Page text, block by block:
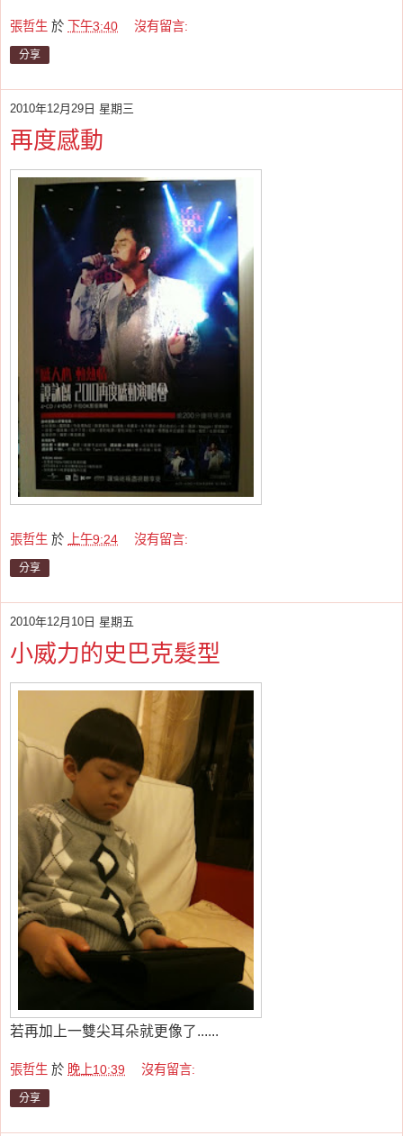
張哲生 於 下午3:40 沒有留言:
分享
2010年12月29日 星期三
再度感動
張哲生 於 上午9:24 沒有留言:
分享
2010年12月10日 星期五
小威力的史巴克髮型
若再加上一雙尖耳朵就更像了......
張哲生 於 晚上10:39 沒有留言:
分享